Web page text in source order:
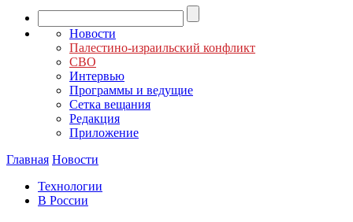
Новости
Палестино-израильский конфликт
СВО
Интервью
Программы и ведущие
Сетка вещания
Редакция
Приложение
Главная Новости
Технологии
В России